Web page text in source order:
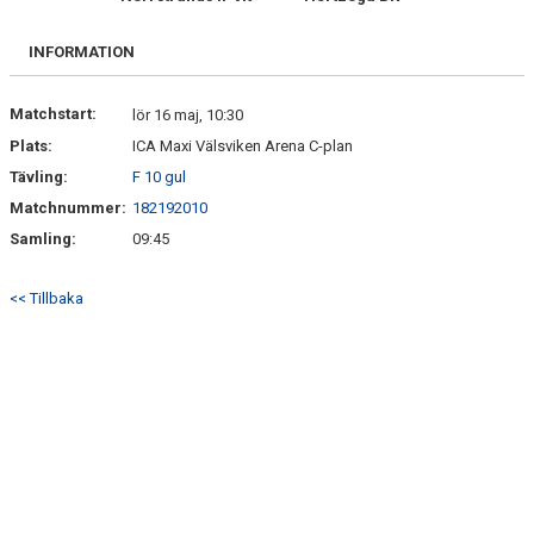
BILDGALLERI
KONTAKT
INFORMATION
Matchstart:
lör 16 maj, 10:30
Plats:
ICA Maxi Välsviken Arena C-plan
Tävling:
F 10 gul
Matchnummer: 182192010
Samling:
09:45
<< Tillbaka